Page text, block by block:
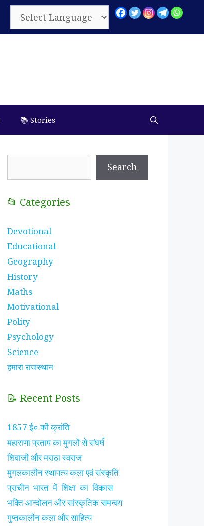
📚 Stories
Search
📂 Categories
Devotional
Educational
Geography
History
Maths
Motivational
Polity
Psychology
Science
हमारा राजस्थान
📝 Recent Posts
1857 ई० की क्रांति
महाराणा प्रताप का मुगलों से संघर्ष
शिवाजी और मराठा स्वराज
मुगलकालीन स्थापत्य कला एवं संस्कृति
प्राचीन भारत में शिक्षा का विकास
भक्ति आन्दोलन और सांस्कृतिक समन्वय
गुप्तकालीन कला और साहित्य